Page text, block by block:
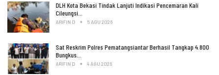
DLH Kota Bekasi Tindak Lanjuti Indikasi Pencemaran Kali
Cileungsi…
ARIFIN D 5 AGU 2026
Sat Reskrim Polres Pematangsiantar Berhasil Tangkap 4.800
Bungkus…
ARIFIN D 4 AGU 2026